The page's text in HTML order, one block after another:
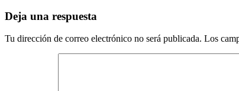
entradas
Deja una respuesta
Tu dirección de correo electrónico no será publicada. Los